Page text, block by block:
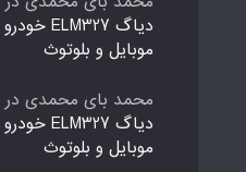
موبایل و بلوتوث
محمد بای محمدی در
موبایل و بلوتوث